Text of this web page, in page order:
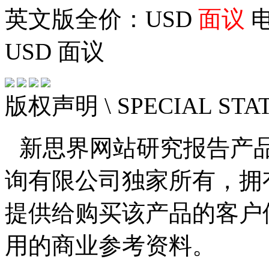
英文版全价：USD 面议
USD 面议
版权声明 \ SPECIAL
新思界网站研究报告产
询有限公司独家所有，
提供给购买该产品的客
用的商业参考资料。